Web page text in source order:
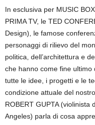
In esclusiva per MUSIC
PRIMA TV, le TED
Design), le famose
personaggi di rilievo del
politica, dell’architettura e
che hanno come fine
tutte le idee, i progetti e le
condizione attuale del
ROBERT GUPTA (violinista
Angeles) parla di cosa